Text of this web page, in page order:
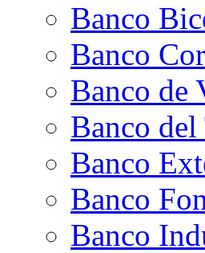
Banco
Banco
Banco de
Banco del
Banco
Banco
Banco